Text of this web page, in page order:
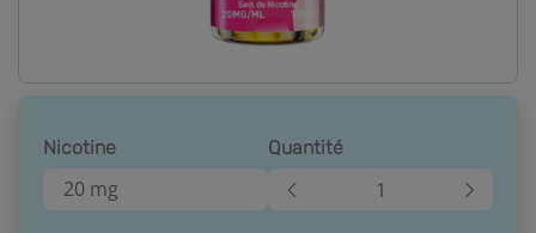
Nicotine
20 mg
Quantité